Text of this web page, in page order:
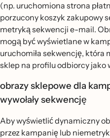
(np. uruchomiona strona
porzucony koszyk zakupowy
metryką sekwencji e-mail.
mogą być wyświetlane w
uruchomiła sekwencję, która
sklep na profilu odbiorcy jako
obrazy sklepowe dla
wywołały sekwencję
Aby wyświetlić dynamiczny
przez kampanię lub